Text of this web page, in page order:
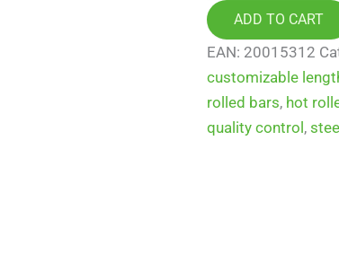
राउंड
बार्स,
डायमीटर
26
मिमी
quantity
ADD TO CART
EAN: 20015312
customizable
rolled bars, hot
quality control ,steel